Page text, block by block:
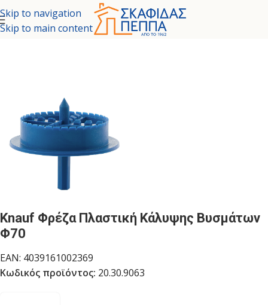
Skip to navigation
Skip to main content
ΕΞΩΤΕΡΙΚΗΣ ΘΕΡΜΟΠΡΟΣΟΨΗΣ
Knauf Φρέζα Πλαστική Κάλυψης Βυσμάτων
Φ70
EAN: 4039161002369
Κωδικός προϊόντος: 20.30.9063